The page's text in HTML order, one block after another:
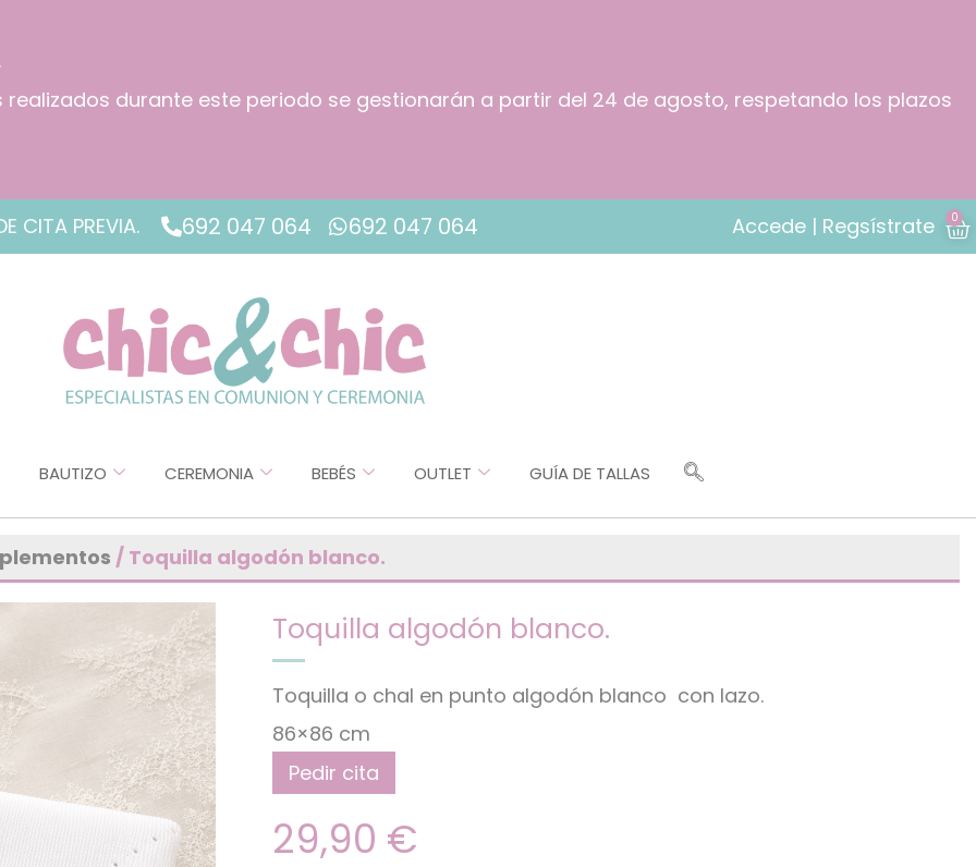
durante este periodo se gestionarán a partir del 24 de agosto, respetando los plazos
CITA PREVIA. 692 047 064 692 047 064 Accede | Regsístrate 0
BAUTIZO CEREMONIA BEBÉS OUTLET GUÍA DE TALLAS
/ Toquilla algodón blanco.
Toquilla algodón blanco.
Toquilla o chal en punto algodón blanco con lazo.
86×86 cm
Pedir cita
29,90 €